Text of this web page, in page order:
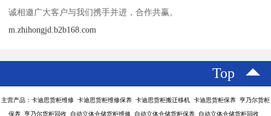
诚相邀广大客户与我们携手并进，合作共赢。
m.zhihongjd.b2b168.com
Top
主营产品：卡迪思货柜维修 卡迪思货柜维修保养 卡迪思货柜搬迁移机 卡迪思货柜保养 亨乃尔货柜
保养 亨乃尔货柜回收 自动立体仓储货柜维修 自动立体仓储货柜保养 自动立体仓储货柜回收